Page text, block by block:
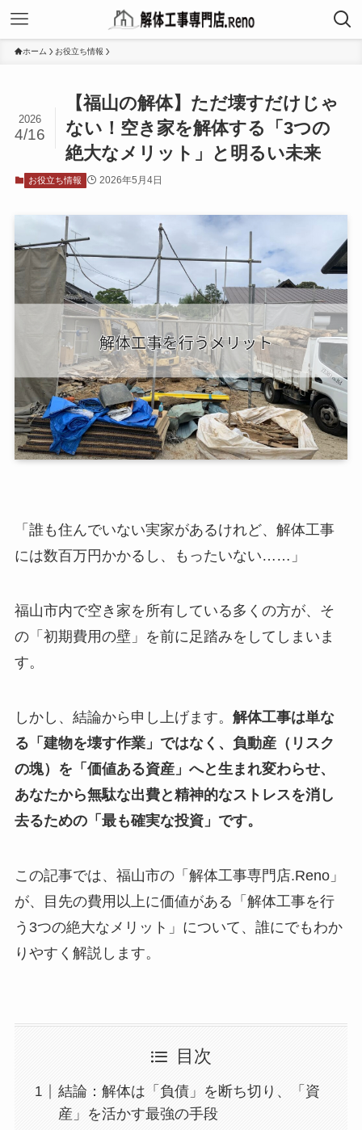
ホーム お役立ち情報
【福山の解体】ただ壊すだけじゃ
ない！空き家を解体する「3つの
絶大なメリット」と明るい未来
2026
4/16
お役立ち情報 2026年5月4日
「誰も住んでいない実家があるけれど、解体工事
には数百万円かかるし、もったいない……」
福山市内で空き家を所有している多くの方が、そ
の「初期費用の壁」を前に足踏みをしてしまいま
す。
しかし、結論から申し上げます。 解体工事は単な
る「建物を壊す作業」ではなく、負動産（リスク
の塊）を「価値ある資産」へと生まれ変わらせ、
あなたから無駄な出費と精神的なストレスを消し
去るための「最も確実な投資」です。
この記事では、福山市の「解体工事専門店.Reno」
が、目先の費用以上に価値がある「解体工事を行
う3つの絶大なメリット」について、誰にでもわか
りやすく解説します。
目次
結論：解体は「負債」を断ち切り、「資
産」を活かす最強の手段